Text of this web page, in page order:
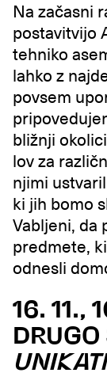
Na začasni
postavitvijo
tehniko
lahko z
povsem
bližnji
lov za
njimi
ki jih bomo
Vabljeni, da
predmete,
odnesli
16. 11.,